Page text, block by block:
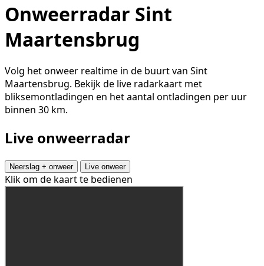
Onweerradar Sint
Maartensbrug
Volg het onweer realtime in de buurt van Sint
Maartensbrug. Bekijk de live radarkaart met
bliksemontladingen en het aantal ontladingen per uur
binnen 30 km.
Live onweerradar
Neerslag + onweer Live onweer
Klik om de kaart te bedienen